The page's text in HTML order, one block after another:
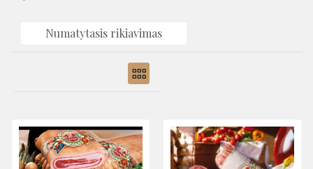
Numatytasis rikiavimas